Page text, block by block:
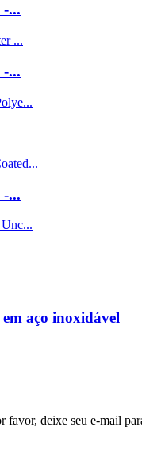
...
...
...
aço inoxidável
deixe seu e-mail